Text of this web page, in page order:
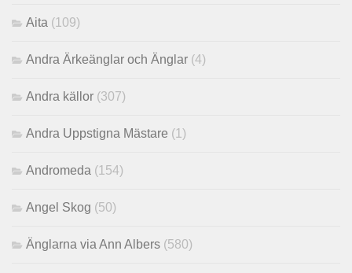
Aita (109)
Andra Ärkeänglar och Änglar (4)
Andra källor (307)
Andra Uppstigna Mästare (1)
Andromeda (154)
Angel Skog (50)
Änglarna via Ann Albers (580)